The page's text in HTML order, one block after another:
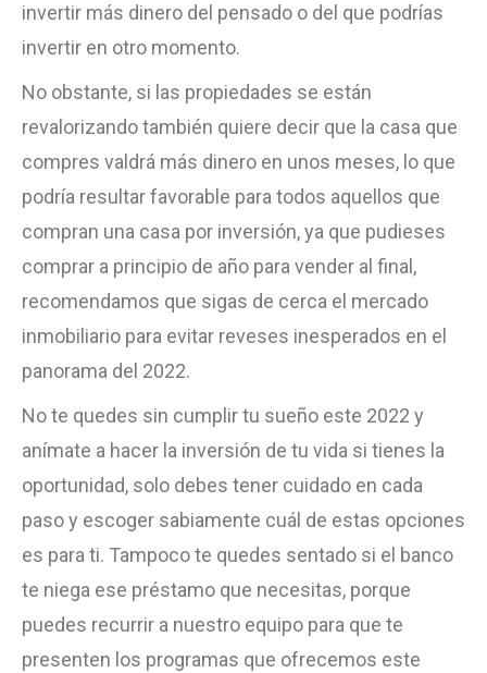
invertir más dinero del pensado o del que podrías
invertir en otro momento.
No obstante, si las propiedades se están
revalorizando también quiere decir que la casa que
compres valdrá más dinero en unos meses, lo que
podría resultar favorable para todos aquellos que
compran una casa por inversión, ya que pudieses
comprar a principio de año para vender al final,
recomendamos que sigas de cerca el mercado
inmobiliario para evitar reveses inesperados en el
panorama del 2022.
No te quedes sin cumplir tu sueño este 2022 y
anímate a hacer la inversión de tu vida si tienes la
oportunidad, solo debes tener cuidado en cada
paso y escoger sabiamente cuál de estas opciones
es para ti. Tampoco te quedes sentado si el banco
te niega ese préstamo que necesitas, porque
puedes recurrir a nuestro equipo para que te
presenten los programas que ofrecemos este